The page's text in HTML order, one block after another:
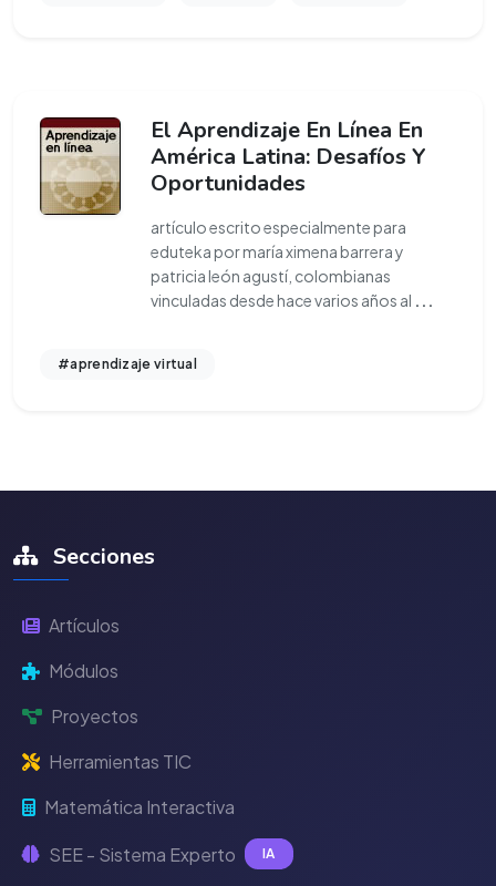
El Aprendizaje En Línea En
América Latina: Desafíos Y
Oportunidades
artículo escrito especialmente para
eduteka por maría ximena barrera y
patricia león agustí, colombianas
vinculadas desde hace varios años al ...
#aprendizaje virtual
Secciones
Artículos
Módulos
Proyectos
Herramientas TIC
Matemática Interactiva
SEE - Sistema Experto IA